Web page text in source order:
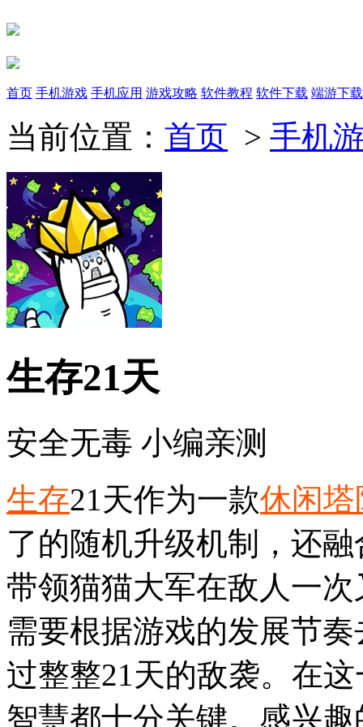
首页 手机游戏 手机应用 游戏攻略 软件教程 软件下载 端游下载
当前位置： 首页 > 手机
生存21天
安全无毒 小编亲测
生存21天作为一款休闲塔
了的随机升级机制，还
带领猫猫大军在敌人一
需要根据游戏的发展节
过整整21天的敌袭。在
智慧都十分关键。感兴